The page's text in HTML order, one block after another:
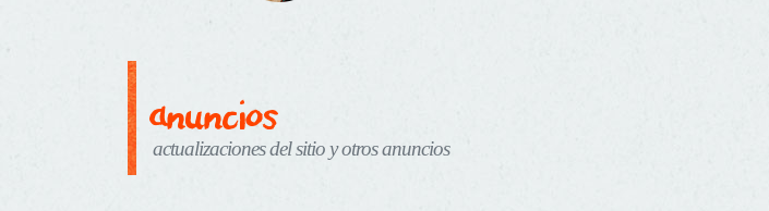
anuncios
actualizaciones del sitio y otros anuncios